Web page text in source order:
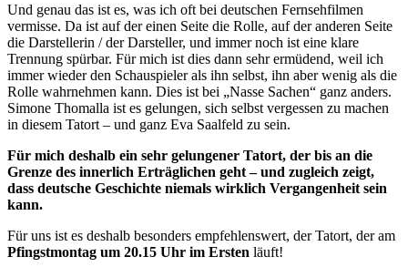
Und genau das ist es, was ich oft bei deutschen Fernsehfilmen
vermisse. Da ist auf der einen Seite die Rolle, auf der anderen Seite
die Darstellerin / der Darsteller, und immer noch ist eine klare
Trennung spürbar. Für mich ist dies dann sehr ermüdend, weil ich
immer wieder den Schauspieler als ihn selbst, ihn aber wenig als die
Rolle wahrnehmen kann. Dies ist bei „Nasse Sachen“ ganz anders.
Simone Thomalla ist es gelungen, sich selbst vergessen zu machen
in diesem Tatort – und ganz Eva Saalfeld zu sein.
Für mich deshalb ein sehr gelungener Tatort, der bis an die
Grenze des innerlich Erträglichen geht – und zugleich zeigt,
dass deutsche Geschichte niemals wirklich Vergangenheit sein
kann.
Für uns ist es deshalb besonders empfehlenswert, der Tatort, der am
Pfingstmontag um 20.15 Uhr im Ersten läuft!